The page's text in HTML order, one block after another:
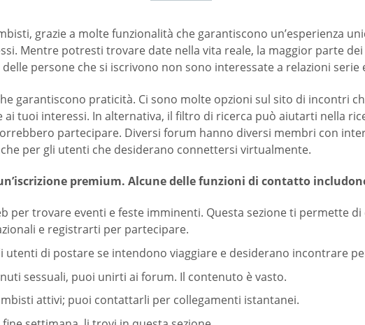
grazie a molte funzionalità che garantiscono un’esperienza
Mentre potresti trovare date nella vita reale, la maggior parte
persone che si iscrivono non sono interessate a relazioni
garantiscono praticità. Ci sono molte opzioni sul sito di incontri
tuoi interessi. In alternativa, il filtro di ricerca può aiutarti nella
partecipare. Diversi forum hanno diversi membri con
per gli utenti che desiderano connettersi virtualmente.
premium. Alcune delle funzioni di contatto
per trovare eventi e feste imminenti. Questa sezione ti permette
e registrarti per partecipare.
utenti di postare se intendono viaggiare e desiderano incontrare
sessuali, puoi unirti ai forum. Il contenuto è vasto.
attivi; puoi contattarli per collegamenti istantanei.